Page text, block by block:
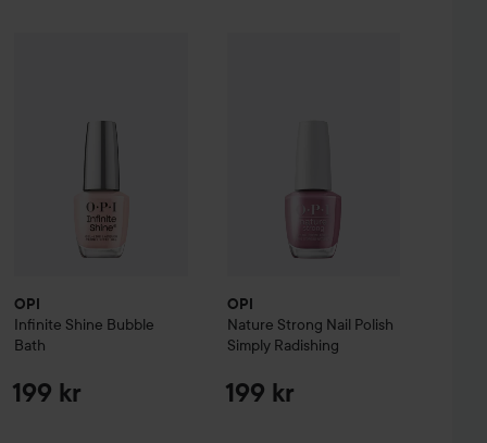
OPI
Infinite Shine Bubble
Bath
199 kr
OPI
Nature Strong Nail Polish
Simply Radishing
199 kr